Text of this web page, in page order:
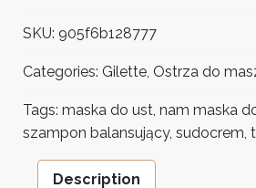
SKU: 905f6b128777
Categories: Gilette, Ostrza do
Tags: maska do ust, nam maska
szampon balansujący, sudocrem,
Description